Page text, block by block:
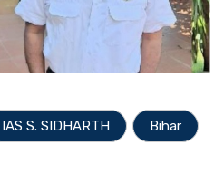
IAS S. SIDHARTH Bihar